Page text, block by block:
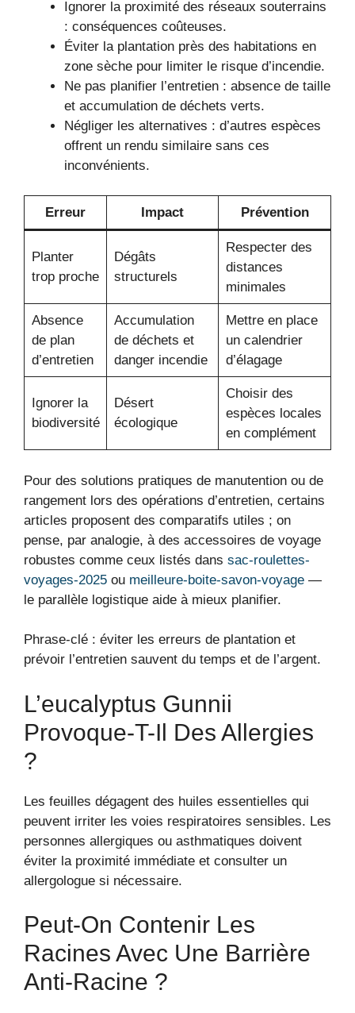
Ignorer la proximité des réseaux souterrains
: conséquences coûteuses.
Éviter la plantation près des habitations en
zone sèche pour limiter le risque d’incendie.
Ne pas planifier l’entretien : absence de taille
et accumulation de déchets verts.
Négliger les alternatives : d’autres espèces
offrent un rendu similaire sans ces
inconvénients.
Erreur Impact Prévention
Planter
trop proche
Dégâts
structurels
Respecter des
distances
minimales
Absence
de plan
d’entretien
Accumulation
de déchets et
danger incendie
Mettre en place
un calendrier
d’élagage
Ignorer la
biodiversité
Désert
écologique
Choisir des
espèces locales
en complément
Pour des solutions pratiques de manutention ou de
rangement lors des opérations d’entretien, certains
articles proposent des comparatifs utiles ; on
pense, par analogie, à des accessoires de voyage
robustes comme ceux listés dans sac-roulettes-
voyages-2025 ou meilleure-boite-savon-voyage —
le parallèle logistique aide à mieux planifier.
Phrase-clé : éviter les erreurs de plantation et
prévoir l’entretien sauvent du temps et de l’argent.
L’eucalyptus Gunnii
Provoque-T-Il Des Allergies
?
Les feuilles dégagent des huiles essentielles qui
peuvent irriter les voies respiratoires sensibles. Les
personnes allergiques ou asthmatiques doivent
éviter la proximité immédiate et consulter un
allergologue si nécessaire.
Peut-On Contenir Les
Racines Avec Une Barrière
Anti-Racine ?